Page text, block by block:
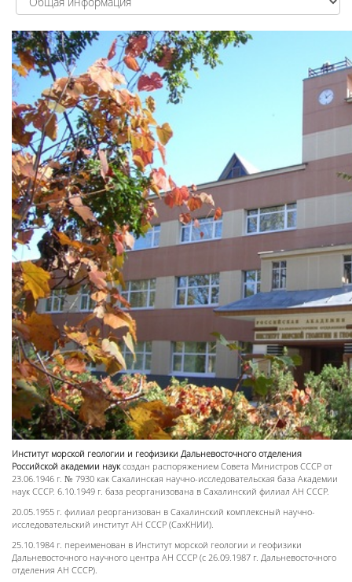
Институт морской геологии и геофизики Дальневосточного отделения
Российской академии науксоздан распоряжением Совета Министров СССР от
23.06.1946 г. № 7930 как Сахалинская научно-исследовательская база Академии
наук СССР. 6.10.1949 г. база реорганизована в Сахалинский филиал АН СССР.
20.05.1955 г. филиал реорганизован в Сахалинский комплексный научно-
исследовательский институт АН СССР (СахКНИИ).
25.10.1984 г. переименован в Институт морской геологии и геофизики
Дальневосточного научного центра АН СССР (с 26.09.1987 г. Дальневосточного
отделения АН СССР).